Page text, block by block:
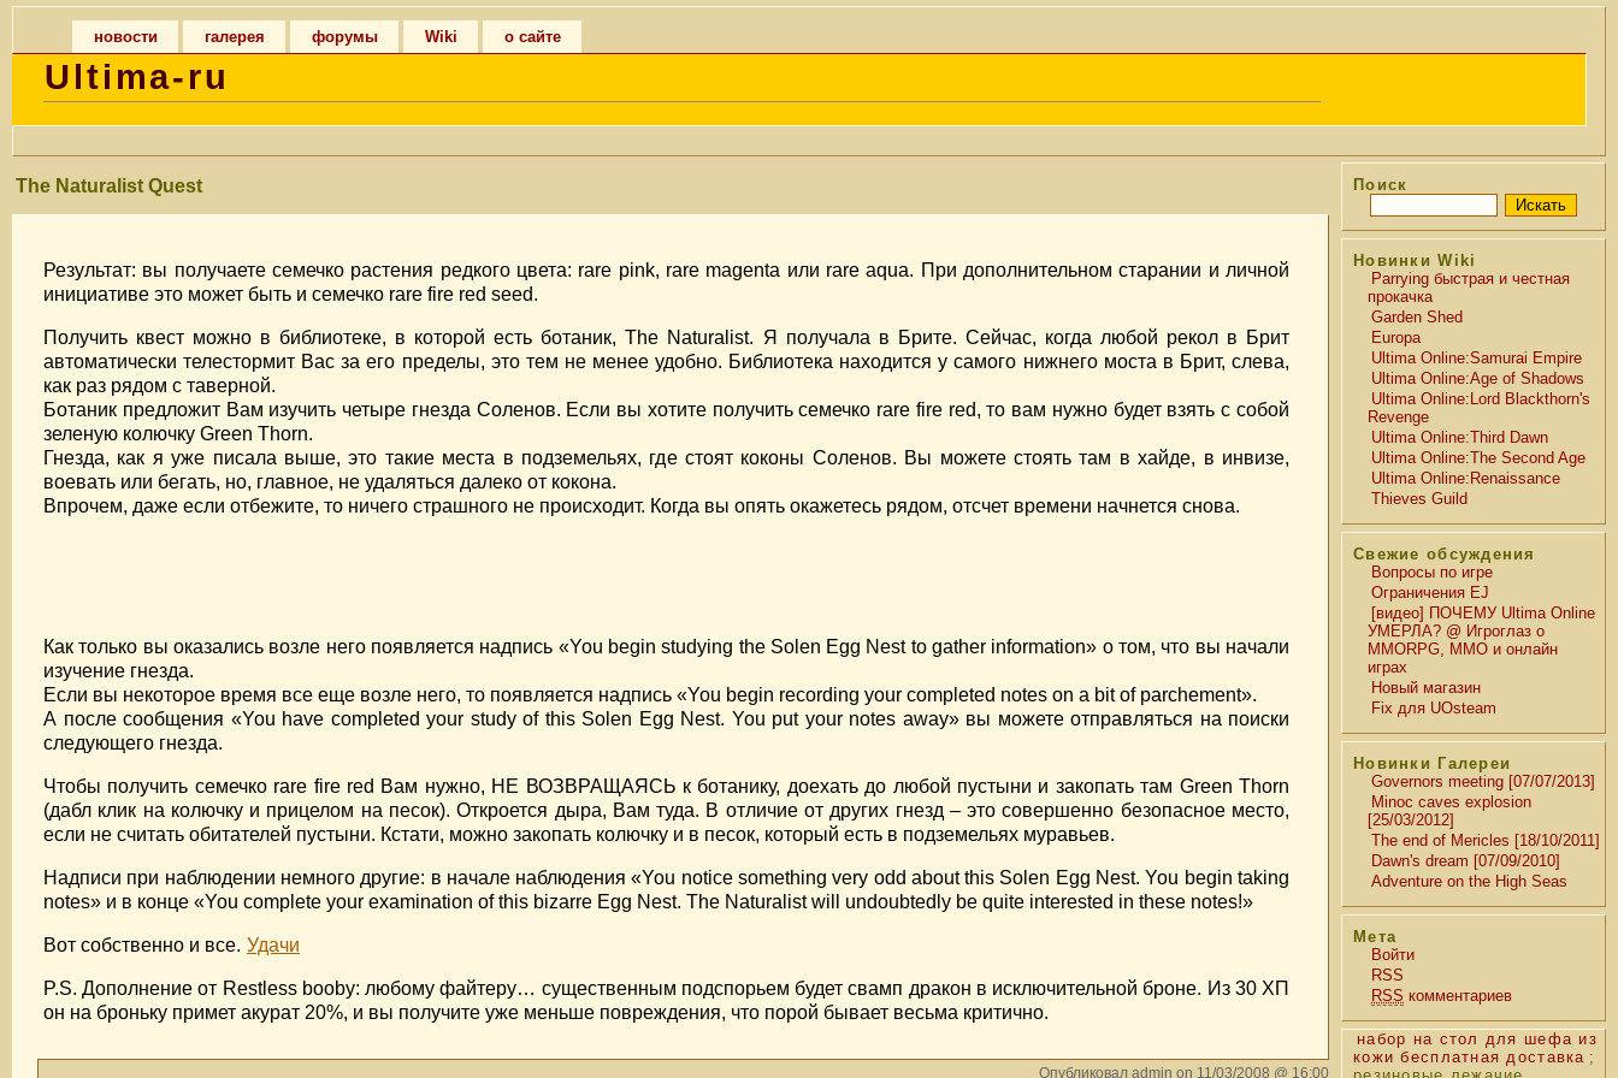
новости галерея форумы Wiki о сайте
Ultima-ru
Поиск
Новинки Wiki
Parrying быстрая и честная
прокачка
Garden Shed
Europa
Ultima Online:Samurai Empire
Ultima Online:Age of Shadows
Ultima Online:Lord Blackthorn's
Revenge
Ultima Online:Third Dawn
Ultima Online:The Second Age
Ultima Online:Renaissance
Thieves Guild
Свежие обсуждения
Вопросы по игре
Ограничения EJ
[видео] ПОЧЕМУ Ultima Online
УМЕРЛА? @ Игроглаз о
MMORPG, MMO и онлайн
играх
Новый магазин
Fix для UOsteam
Новинки Галереи
Governors meeting [07/07/2013]
Minoc caves explosion
[25/03/2012]
The end of Mericles [18/10/2011]
Dawn's dream [07/09/2010]
Adventure on the High Seas
Мета
Войти
RSS
RSS комментариев
набор на стол для шефа из
кожи бесплатная доставка ;
The Naturalist Quest
Результат: вы получаете семечко растения редкого цвета: rare pink, rare magenta или rare aqua. При дополнительном старании и личной
инициативе это может быть и семечко rare fire red seed.
Получить квест можно в библиотеке, в которой есть ботаник, The Naturalist. Я получала в Брите. Сейчас, когда любой рекол в Брит
автоматически телестормит Вас за его пределы, это тем не менее удобно. Библиотека находится у самого нижнего моста в Брит, слева,
как раз рядом с таверной.
Ботаник предложит Вам изучить четыре гнезда Соленов. Если вы хотите получить семечко rare fire red, то вам нужно будет взять с собой
зеленую колючку Green Thorn.
Гнезда, как я уже писала выше, это такие места в подземельях, где стоят коконы Соленов. Вы можете стоять там в хайде, в инвизе,
воевать или бегать, но, главное, не удаляться далеко от кокона.
Впрочем, даже если отбежите, то ничего страшного не происходит. Когда вы опять окажетесь рядом, отсчет времени начнется снова.
Как только вы оказались возле него появляется надпись «You begin studying the Solen Egg Nest to gather information» о том, что вы начали
изучение гнезда.
Если вы некоторое время все еще возле него, то появляется надпись «You begin recording your completed notes on a bit of parchement».
А после сообщения «You have completed your study of this Solen Egg Nest. You put your notes away» вы можете отправляться на поиски
следующего гнезда.
Чтобы получить семечко rare fire red Вам нужно, НЕ ВОЗВРАЩАЯСЬ к ботанику, доехать до любой пустыни и закопать там Green Thorn
(дабл клик на колючку и прицелом на песок). Откроется дыра, Вам туда. В отличие от других гнезд – это совершенно безопасное место,
если не считать обитателей пустыни. Кстати, можно закопать колючку и в песок, который есть в подземельях муравьев.
Надписи при наблюдении немного другие: в начале наблюдения «You notice something very odd about this Solen Egg Nest. You begin taking
notes» и в конце «You complete your examination of this bizarre Egg Nest. The Naturalist will undoubtedly be quite interested in these notes!»
Вот собственно и все. Удачи
P.S. Дополнение от Restless booby: любому файтеру… существенным подспорьем будет свамп дракон в исключительной броне. Из 30 ХП
он на броньку примет акурат 20%, и вы получите уже меньше повреждения, что порой бывает весьма критично.
Опубликовал admin on 11/03/2008 @ 16:00